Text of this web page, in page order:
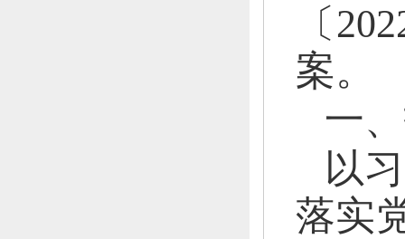
〔
案。
一、
以
落实